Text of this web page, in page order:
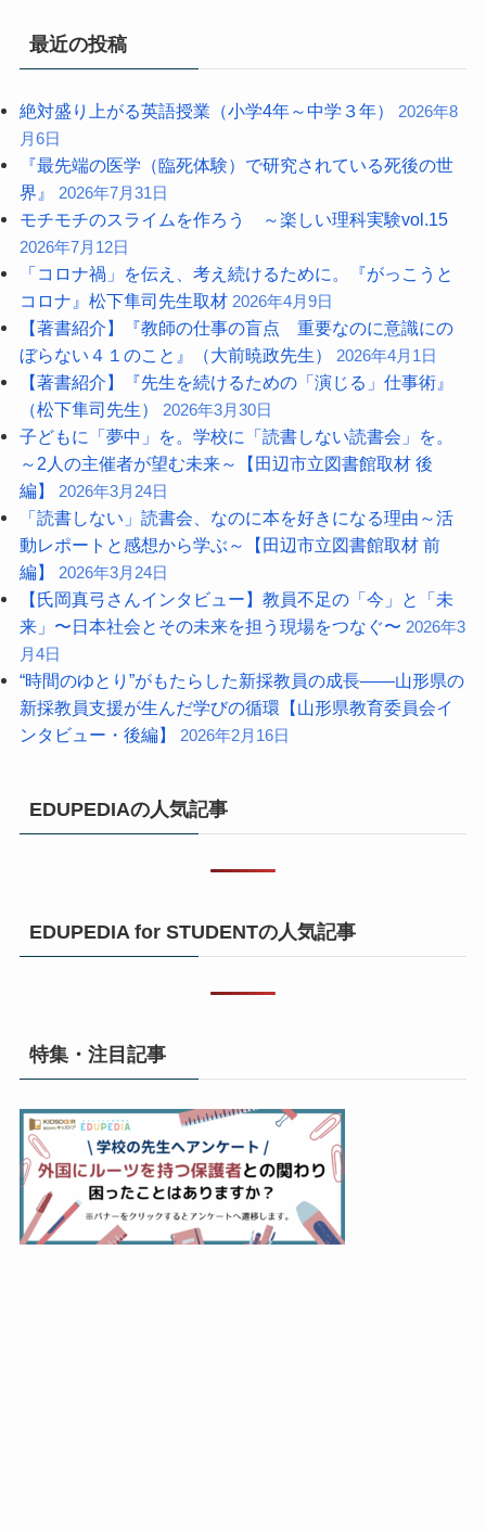
最近の投稿
絶対盛り上がる英語授業（小学4年～中学３年） 2026年8
月6日
『最先端の医学（臨死体験）で研究されている死後の世
界』 2026年7月31日
モチモチのスライムを作ろう ～楽しい理科実験vol.15
2026年7月12日
「コロナ禍」を伝え、考え続けるために。『がっこうと
コロナ』松下隼司先生取材 2026年4月9日
【著書紹介】『教師の仕事の盲点 重要なのに意識にの
ぼらない４１のこと』（大前暁政先生） 2026年4月1日
【著書紹介】『先生を続けるための「演じる」仕事術』
（松下隼司先生） 2026年3月30日
子どもに「夢中」を。学校に「読書しない読書会」を。
～2人の主催者が望む未来～【田辺市立図書館取材 後
編】 2026年3月24日
「読書しない」読書会、なのに本を好きになる理由～活
動レポートと感想から学ぶ～【田辺市立図書館取材 前
編】 2026年3月24日
【氏岡真弓さんインタビュー】教員不足の「今」と「未
来」〜日本社会とその未来を担う現場をつなぐ〜 2026年3
月4日
“時間のゆとり”がもたらした新採教員の成長――山形県の
新採教員支援が生んだ学びの循環【山形県教育委員会イ
ンタビュー・後編】 2026年2月16日
EDUPEDIAの人気記事
EDUPEDIA for STUDENTの人気記事
特集・注目記事